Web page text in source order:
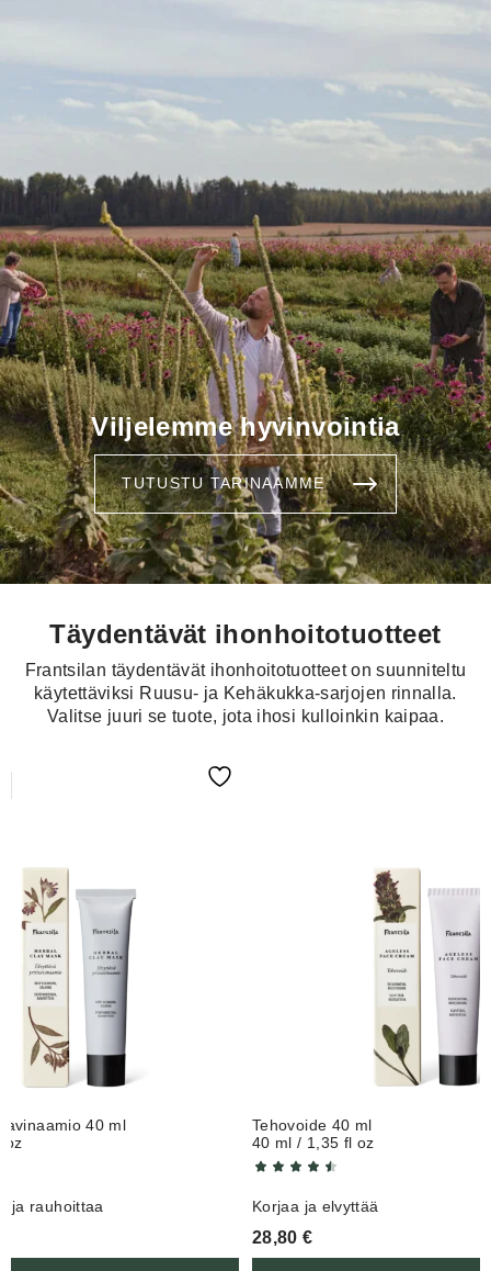
Viljelemme hyvinvointia
TUTUSTU TARINAAMME
Täydentävät ihonhoitotuotteet
Frantsilan täydentävät ihonhoitotuotteet on suunniteltu
käytettäviksi Ruusu- ja Kehäkukka-sarjojen rinnalla.
Valitse juuri se tuote, jota ihosi kulloinkin kaipaa.
40 ml
oz
ja rauhoittaa
Tehovoide 40 ml
40 ml / 1,35 fl oz
Korjaa ja elvyttää
28,80€